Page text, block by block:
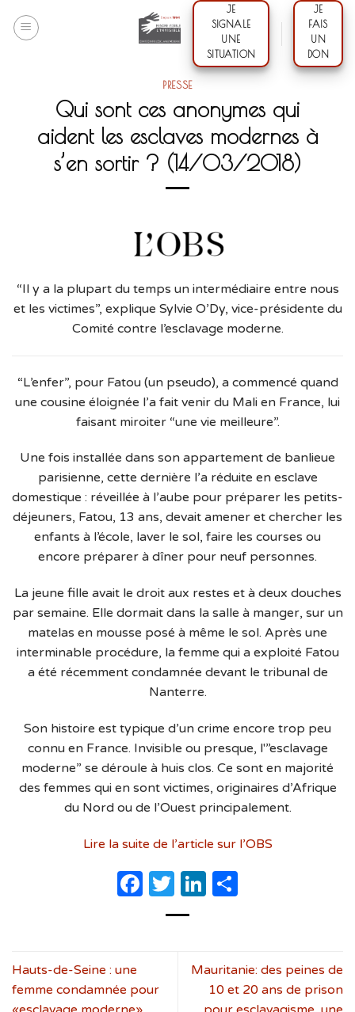
JE
SIGNALE
UNE
SITUATION
JE
FAIS
UN
DON
PRESSE
Qui sont ces anonymes qui
aident les esclaves modernes à
s’en sortir ? (14/03/2018)
“Il y a la plupart du temps un intermédiaire entre nous
et les victimes”, explique Sylvie O’Dy, vice-présidente du
Comité contre l’esclavage moderne.
“L’enfer”, pour Fatou (un pseudo), a commencé quand
une cousine éloignée l’a fait venir du Mali en France, lui
faisant miroiter “une vie meilleure”.
Une fois installée dans son appartement de banlieue
parisienne, cette dernière l’a réduite en esclave
domestique : réveillée à l’aube pour préparer les petits-
déjeuners, Fatou, 13 ans, devait amener et chercher les
enfants à l’école, laver le sol, faire les courses ou
encore préparer à dîner pour neuf personnes.
La jeune fille avait le droit aux restes et à deux douches
par semaine. Elle dormait dans la salle à manger, sur un
matelas en mousse posé à même le sol. Après une
interminable procédure, la femme qui a exploité Fatou
a été récemment condamnée devant le tribunal de
Nanterre.
Son histoire est typique d’un crime encore trop peu
connu en France. Invisible ou presque, l'”esclavage
moderne” se déroule à huis clos. Ce sont en majorité
des femmes qui en sont victimes, originaires d’Afrique
du Nord ou de l’Ouest principalement.
Lire la suite de l’article sur l’OBS
Facebook
TwitterLinkedIn
Hauts-de-Seine : une
femme condamnée pour
Mauritanie: des peines de
10 et 20 ans de prison